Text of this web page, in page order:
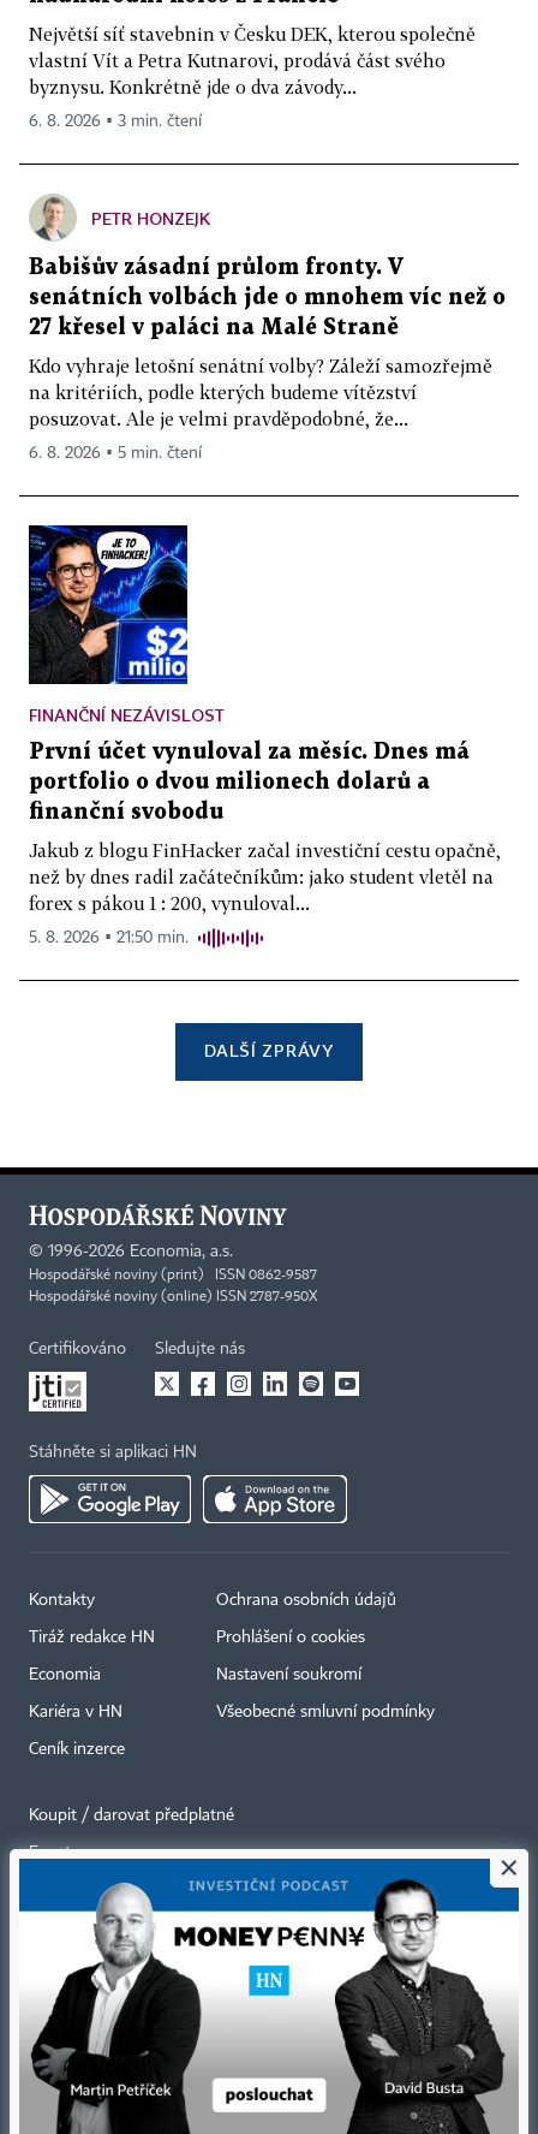
Největší síť stavebnin v Česku DEK, kterou společně
vlastní Vít a Petra Kutnarovi, prodává část svého
byznysu. Konkrétně jde o dva závody...
6. 8. 2026 ▪ 3 min. čtení
PETR HONZEJK
Babišův zásadní průlom fronty. V
senátních volbách jde o mnohem víc než o
27 křesel v paláci na Malé Straně
Kdo vyhraje letošní senátní volby? Záleží samozřejmě
na kritériích, podle kterých budeme vítězství
posuzovat. Ale je velmi pravděpodobné, že...
6. 8. 2026 ▪ 5 min. čtení
FINANČNÍ NEZÁVISLOST
První účet vynuloval za měsíc. Dnes má
portfolio o dvou milionech dolarů a
finanční svobodu
Jakub z blogu FinHacker začal investiční cestu opačně,
než by dnes radil začátečníkům: jako student vletěl na
forex s pákou 1 : 200, vynuloval...
5. 8. 2026 ▪ 21:50 min.
DALŠÍ ZPRÁVY
© 1996-2026 Economia, a.s.
Hospodářské noviny (print) ISSN 0862-9587
Hospodářské noviny (online) ISSN 2787-950X
Certifikováno Sledujte nás
Stáhněte si aplikaci HN
Kontakty
Tiráž redakce HN
Economia
Kariéra v HN
Ceník inzerce
Ochrana osobních údajů
Prohlášení o cookies
Nastavení soukromí
Všeobecné smluvní podmínky
Koupit / darovat předplatné
Eventy
Newslettery
RSS kanály
Autorská práva vykonává vydavatel. Bez písemného svolení vydavatele je
zakázáno jakékoli užití částí nebo celku díla, zejména rozmnožování a šíření
jakýmkoli způsobem, mechanickým nebo elektronickým, v českém nebo
jiném jazyce. Bez souhlasu vydavatele je zakázáno též rozmnožování
obsahu pro účely automatizované analýzy textů nebo dat
podle ustanovení § 39c autorského zákona.
×